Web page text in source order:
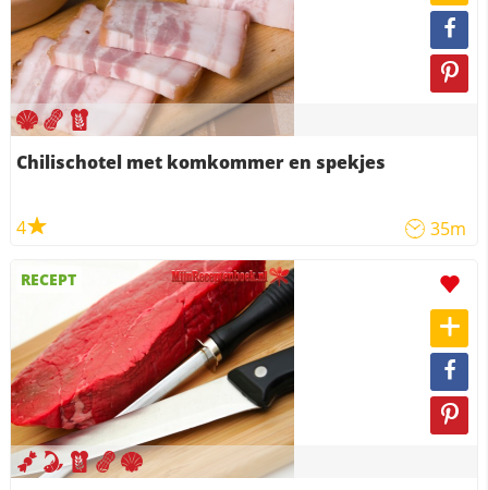
Chilischotel met komkommer en spekjes
4 35m
RECEPT